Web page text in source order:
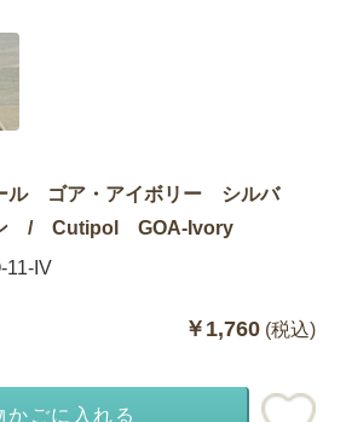
ル ゴア・アイボリー シルバ
/ Cutipol GOA-Ivory
11-IV
￥1,760 (税込)
かごに入れる